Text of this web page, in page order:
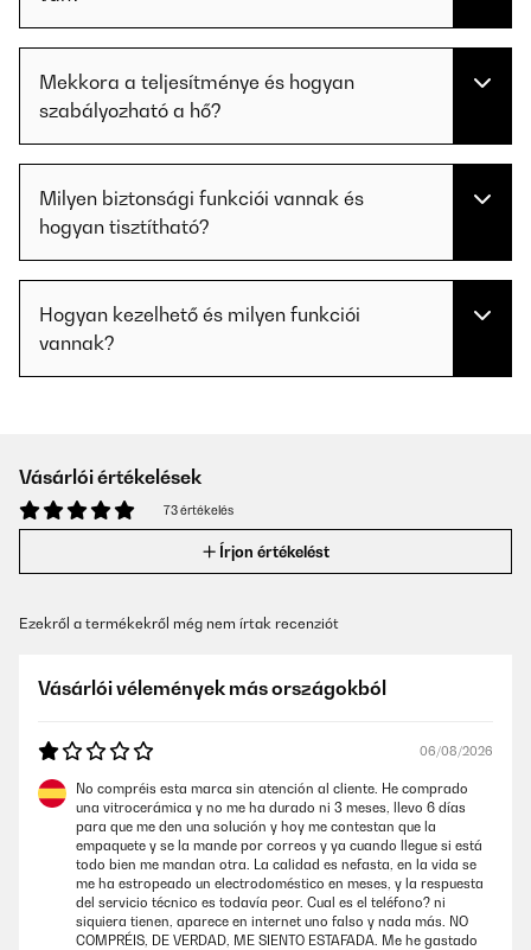
Mekkora a teljesítménye és hogyan
szabályozható a hő?
Milyen biztonsági funkciói vannak és
hogyan tisztítható?
Hogyan kezelhető és milyen funkciói
vannak?
Vásárlói értékelések
73 értékelés
Írjon értékelést
Ezekről a termékekről még nem írtak recenziót
Vásárlói vélemények más országokból
06/08/2026
No compréis esta marca sin atención al cliente. He comprado
una vitrocerámica y no me ha durado ni 3 meses, llevo 6 días
para que me den una solución y hoy me contestan que la
empaquete y se la mande por correos y ya cuando llegue si está
todo bien me mandan otra. La calidad es nefasta, en la vida se
me ha estropeado un electrodoméstico en meses, y la respuesta
del servicio técnico es todavía peor. Cual es el teléfono? ni
siquiera tienen, aparece en internet uno falso y nada más. NO
COMPRÉIS, DE VERDAD, ME SIENTO ESTAFADA. Me he gastado